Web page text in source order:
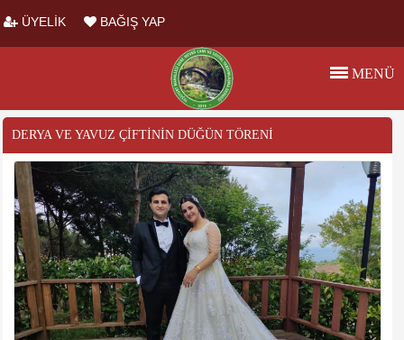
ÜYELİK BAĞIŞ YAP
MENÜ
DERYA VE YAVUZ ÇIFTININ DÜĞÜN TÖRENI